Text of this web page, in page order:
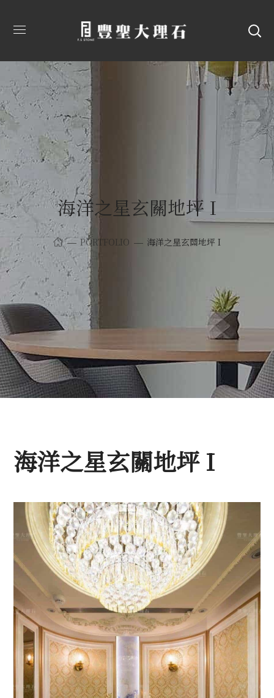
海洋之星玄關地坪 I
PORTFOLIO 海洋之星玄關地坪 I
海洋之星玄關地坪 I